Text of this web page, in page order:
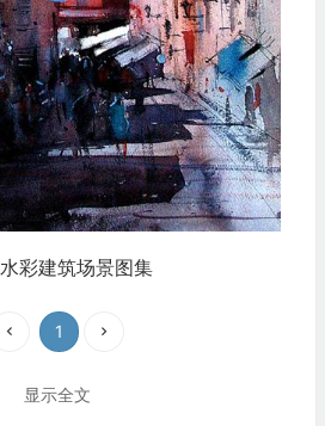
水彩建筑场景图集
1
显示全文